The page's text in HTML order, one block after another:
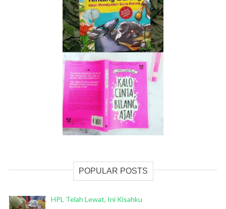
POPULAR POSTS
HPL Telah Lewat, Ini Kisahku